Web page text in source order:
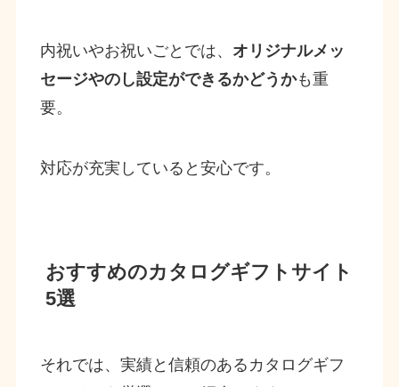
内祝いやお祝いごとでは、 オリジナルメッ
セージやのし設定ができるかどうかも重
要。
対応が充実していると安心です。
おすすめのカタログギフトサイト
5選
それでは、実績と信頼のあるカタログギフ